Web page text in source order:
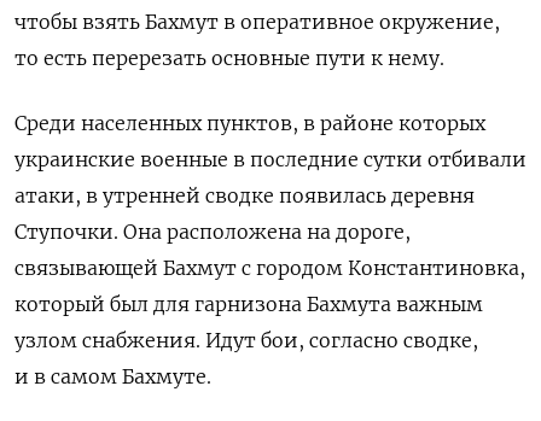
чтобы взять Бахмут в оперативное окружение,
то есть перерезать основные пути к нему.
Среди населенных пунктов, в районе которых
украинские военные в последние сутки отбивали
атаки, в утренней сводке появилась деревня
Ступочки. Она расположена на дороге,
связывающей Бахмут с городом Константиновка,
который был для гарнизона Бахмута важным
узлом снабжения. Идут бои, согласно сводке,
и в самом Бахмуте.